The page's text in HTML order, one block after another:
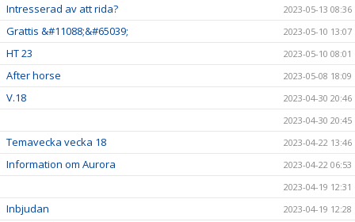
Intresserad av att rida? 2023-05-13 08:36
Grattis &#11088;&#65039; 2023-05-10 13:07
HT 23 2023-05-10 08:01
After horse 2023-05-08 18:09
V.18
2023-04-30 20:46
2023-04-30 20:45
Temavecka vecka 18 2023-04-22 13:46
Information om Aurora
2023-04-22 06:53
2023-04-19 12:31
Inbjudan 2023-04-19 12:28